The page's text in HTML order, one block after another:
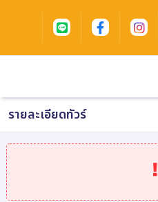
รายละเอียดทัวร์